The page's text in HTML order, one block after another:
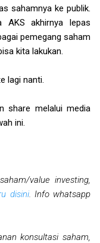
sahamnya ke publik.
AKS akhirnya lepas
pemegang saham
kita lakukan.
lagi nanti.
share melalui media
ini.
value investing,
disini. Info whatsapp
konsultasi saham,